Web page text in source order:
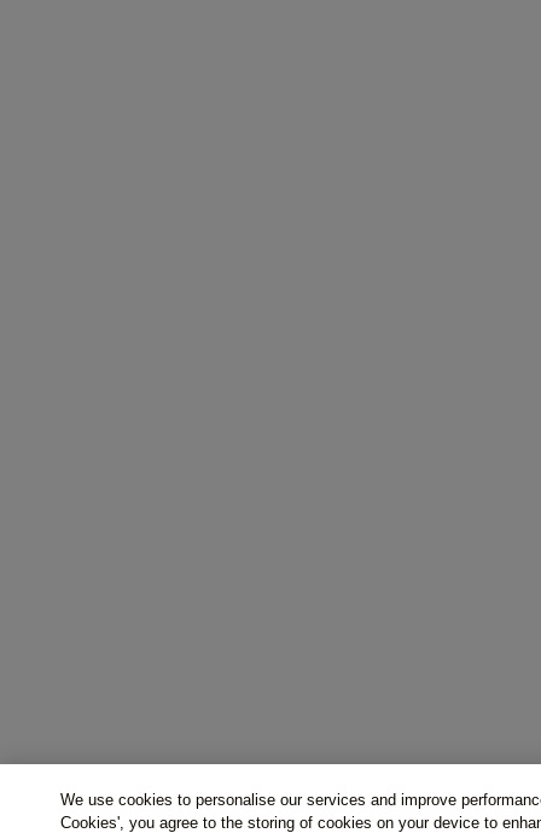
We use cookies to personalise our services and improve
Cookies', you agree to the storing of cookies on your device to